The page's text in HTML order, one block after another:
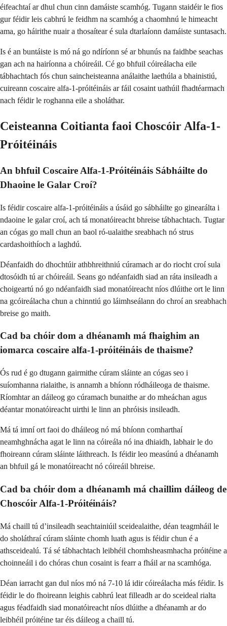
éifeachtaí ar dhul chun cinn damáiste scamhóg. Tugann staidéir le fios
gur féidir leis cabhrú le feidhm na scamhóg a chaomhnú le himeacht
ama, go háirithe nuair a thosaítear é sula dtarlaíonn damáiste suntasach.
Is é an buntáiste is mó ná go ndíríonn sé ar bhunús na faidhbe seachas
gan ach na hairíonna a chóireáil. Cé go bhfuil cóireálacha eile
tábhachtach fós chun saincheisteanna análaithe laethúla a bhainistiú,
cuireann coscaire alfa-1-próitéináis ar fáil cosaint uathúil fhadtéarmach
nach féidir le roghanna eile a sholáthar.
Ceisteanna Coitianta faoi Choscóir Alfa-1-
Próitéináis
An bhfuil Coscaire Alfa-1-Próitéináis Sábháilte do
Dhaoine le Galar Croí?
Is féidir coscaire alfa-1-próitéináis a úsáid go sábháilte go ginearálta i
ndaoine le galar croí, ach tá monatóireacht bhreise tábhachtach. Tugtar
an cógas go mall chun an baol ró-ualaithe sreabhach nó strus
cardashoithíoch a laghdú.
Déanfaidh do dhochtúir athbhreithniú cúramach ar do riocht croí sula
dtosóidh tú ar chóireáil. Seans go ndéanfaidh siad an ráta insileadh a
choigeartú nó go ndéanfaidh siad monatóireacht níos dlúithe ort le linn
na gcóireálacha chun a chinntiú go láimhseálann do chroí an sreabhach
breise go maith.
Cad ba chóir dom a dhéanamh má fhaighim an
iomarca coscaire alfa-1-próitéináis de thaisme?
Ós rud é go dtugann gairmithe cúram sláinte an cógas seo i
suíomhanna rialaithe, is annamh a bhíonn ródháileoga de thaisme.
Ríomhtar an dáileog go cúramach bunaithe ar do mheáchan agus
déantar monatóireacht uirthi le linn an phróisis insileadh.
Má tá imní ort faoi do dháileog nó má bhíonn comharthaí
neamhghnácha agat le linn na cóireála nó ina dhiaidh, labhair le do
fhoireann cúram sláinte láithreach. Is féidir leo measúnú a dhéanamh
an bhfuil gá le monatóireacht nó cóireáil bhreise.
Cad ba chóir dom a dhéanamh má chaillim dáileog de
Choscóir Alfa-1-Próitéináis?
Má chaill tú d’insileadh seachtainiúil sceidealaithe, déan teagmháil le
do sholáthraí cúram sláinte chomh luath agus is féidir chun é a
athsceidealú. Tá sé tábhachtach leibhéil chomhsheasmhacha próitéine a
choinneáil i do chóras chun cosaint is fearr a fháil ar na scamhóga.
Déan iarracht gan dul níos mó ná 7-10 lá idir cóireálacha más féidir. Is
féidir le do fhoireann leighis cabhrú leat filleadh ar do sceideal rialta
agus féadfaidh siad monatóireacht níos dlúithe a dhéanamh ar do
leibhéil próitéine tar éis dáileog a chaill tú.